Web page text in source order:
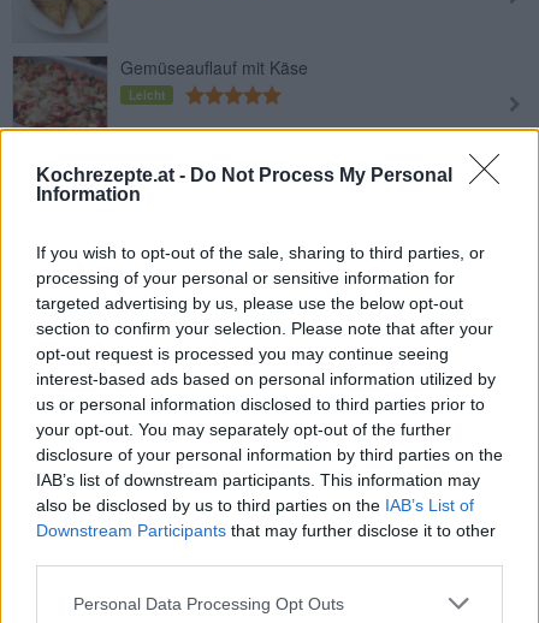
Kochrezepte.at - Do Not Process My Personal
Information
If you wish to opt-out of the sale, sharing to third parties, or
processing of your personal or sensitive information for
targeted advertising by us, please use the below opt-out
section to confirm your selection. Please note that after your
opt-out request is processed you may continue seeing
interest-based ads based on personal information utilized by
us or personal information disclosed to third parties prior to
your opt-out. You may separately opt-out of the further
disclosure of your personal information by third parties on the
IAB’s list of downstream participants. This information may
also be disclosed by us to third parties on the IAB’s List of
Downstream Participants that may further disclose it to other
Personal Data Processing Opt Outs
Gemüseauflauf mit Käse
Leicht
Gemüse-Blätterteigstrudel
Leicht
Gemüsepuffer
Leicht
Frittierte Okraschoten
Leicht
Überbackener Karfiol mit dreierlei
Käse
Rote Rüben mit Wasabi-Sellerie